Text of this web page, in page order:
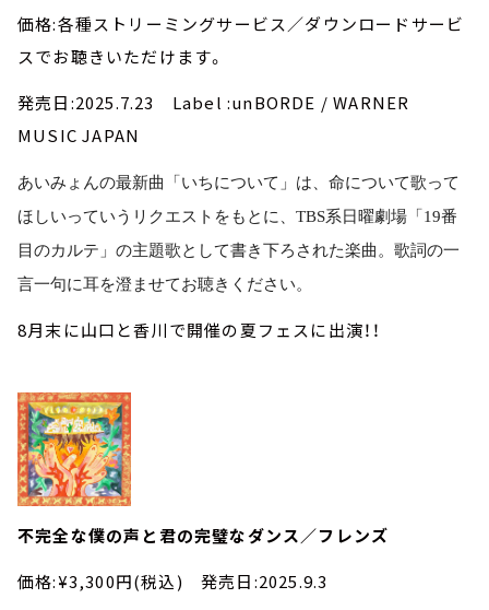
価格:各種ストリーミングサービス／ダウンロードサービ
スでお聴きいただけます。
発売日:2025.7.23 Label :unBORDE / WARNER
MUSIC JAPAN
あいみょんの最新曲「いちについて」は、命について歌って
ほしいっていうリクエストをもとに、TBS系日曜劇場「19番
目のカルテ」の主題歌として書き下ろされた楽曲。歌詞の一
言一句に耳を澄ませてお聴きください。
8月末に山口と香川で開催の夏フェスに出演！！
不完全な僕の声と君の完璧なダンス／フレンズ
価格:¥3,300円(税込) 発売日:2025.9.3